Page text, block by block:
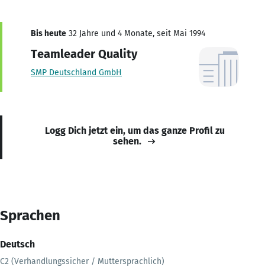
Bis heute 32 Jahre und 4 Monate, seit Mai 1994
Teamleader Quality
SMP Deutschland GmbH
Logg Dich jetzt ein, um das ganze Profil zu
sehen.
Sprachen
Deutsch
C2 (Verhandlungssicher / Muttersprachlich)